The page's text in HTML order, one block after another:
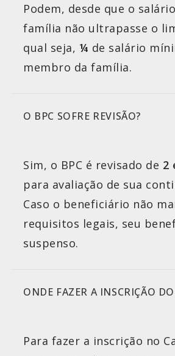
Podem, desde que o
família não ultrapasse o
qual seja, ¼ de salário
membro da família.
O BPC SOFRE REVISÃO?
Sim, o BPC é revisado de 2
para avaliação de sua
Caso o beneficiário não
requisitos legais, seu
suspenso.
ONDE FAZER A INSCRIÇÃO
Para fazer a inscrição no